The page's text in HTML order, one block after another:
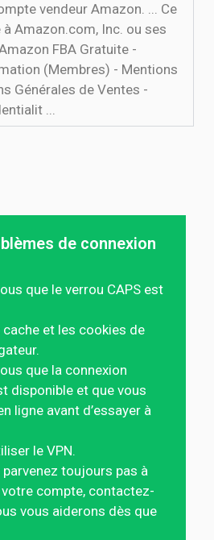
vendeur Amazon. ... Ce
Amazon.com, Inc. ou ses
FBA Gratuite -
(Membres) - Mentions
Générales de Ventes -
...
de connexion
que le verrou CAPS est
et les cookies de
que la connexion
disponible et que vous
ligne avant d’essayer à
le VPN.
parvenez toujours pas à
compte, contactez-
vous aiderons dès que